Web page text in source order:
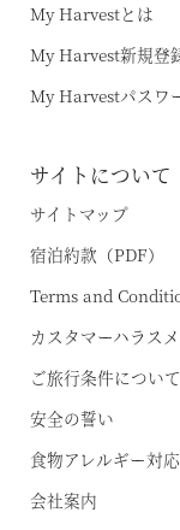
My Harvestとは
My Harvest新規登
My Harvestパスワ
サイトについて
サイトマップ
宿泊約款（PDF）
Terms and
カスタマーハラス
ご旅行条件について
安全の誓い
食物アレルギー対
会社案内